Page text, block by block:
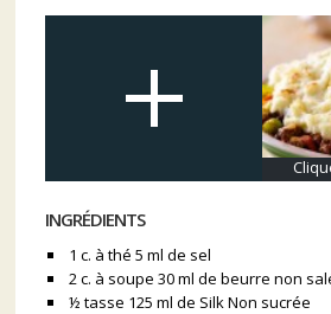
INGRÉDIENTS
1 c. à thé 5 ml de sel
2 c. à soupe 30 ml de beurre non
½ tasse 125 ml de Silk Non sucrée